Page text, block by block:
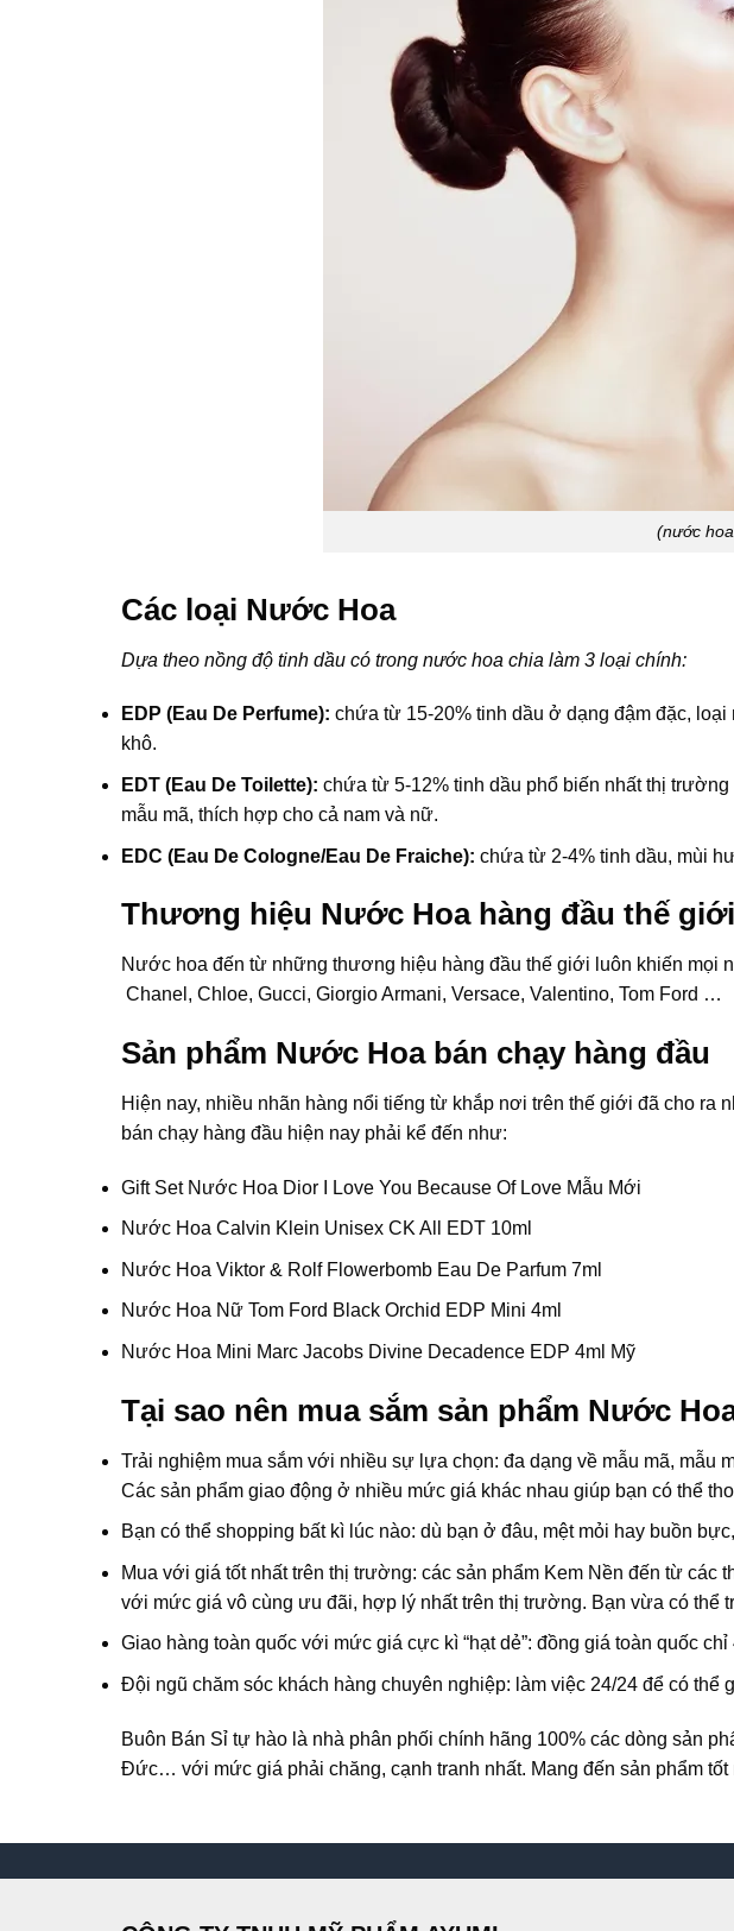
(nước
Các loại Nước Hoa
Dựa theo nồng độ tinh dầu có trong nước hoa chia làm 3 loại chính:
EDP (Eau De Perfume): chứa từ 15-20% tinh dầu ở dạng đậm đặc,
khô.
EDT (Eau De Toilette): chứa từ 5-12% tinh dầu phổ biến nhất thị
mẫu mã, thích hợp cho cả nam và nữ.
EDC (Eau De Cologne/Eau De Fraiche): chứa từ 2-4% tinh dầu, mùi
Thương hiệu Nước Hoa hàng đầu thế giới
Nước hoa đến từ những thương hiệu hàng đầu thế giới luôn khiến mọi
Chanel, Chloe, Gucci, Giorgio Armani, Versace, Valentino, Tom Ford …
Sản phẩm Nước Hoa bán chạy hàng đầu
Hiện nay, nhiều nhãn hàng nổi tiếng từ khắp nơi trên thế giới đã cho
bán chạy hàng đầu hiện nay phải kể đến như:
Gift Set Nước Hoa Dior I Love You Because Of Love Mẫu Mới
Nước Hoa Calvin Klein Unisex CK All EDT 10ml
Nước Hoa Viktor & Rolf Flowerbomb Eau De Parfum 7ml
Nước Hoa Nữ Tom Ford Black Orchid EDP Mini 4ml
Nước Hoa Mini Marc Jacobs Divine Decadence EDP 4ml Mỹ
Tại sao nên mua sắm sản phẩm Nước
Trải nghiệm mua sắm với nhiều sự lựa chọn: đa dạng về mẫu mã,
Các sản phẩm giao động ở nhiều mức giá khác nhau giúp bạn có thể
Bạn có thể shopping bất kì lúc nào: dù bạn ở đâu, mệt mỏi hay buồn
Mua với giá tốt nhất trên thị trường: các sản phẩm Kem Nền đến từ
với mức giá vô cùng ưu đãi, hợp lý nhất trên thị trường. Bạn vừa có thể
Giao hàng toàn quốc với mức giá cực kì “hạt dẻ”: đồng giá toàn quốc
Đội ngũ chăm sóc khách hàng chuyên nghiệp: làm việc 24/24 để có
Buôn Bán Sỉ tự hào là nhà phân phối chính hãng 100% các dòng sản
Đức… với mức giá phải chăng, cạnh tranh nhất. Mang đến sản phẩm